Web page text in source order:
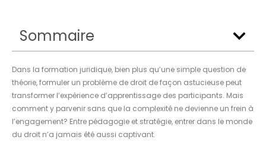
Sommaire
Dans la formation juridique, bien plus qu’une simple question de
théorie, formuler un problème de droit de façon astucieuse peut
transformer l’expérience d’apprentissage des participants. Mais
comment y parvenir sans que la complexité ne devienne un frein à
l’engagement? Entre pédagogie et stratégie, entrer dans le monde
du droit n’a jamais été aussi captivant.